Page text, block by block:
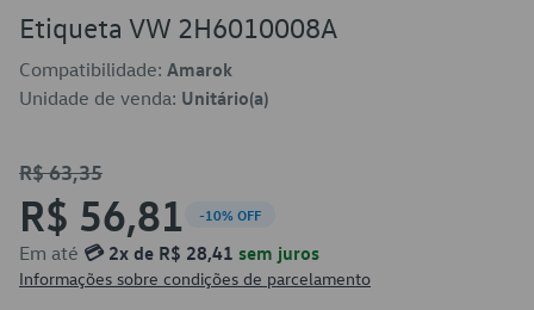
Etiqueta VW 2H6010008A
Compatibilidade: Amarok
Unidade de venda: Unitário(a)
R$ 63,35
R$ 56,81 -10% OFF
Em até 💳 2x de R$ 28,41 sem juros
Informações sobre condições de parcelamento